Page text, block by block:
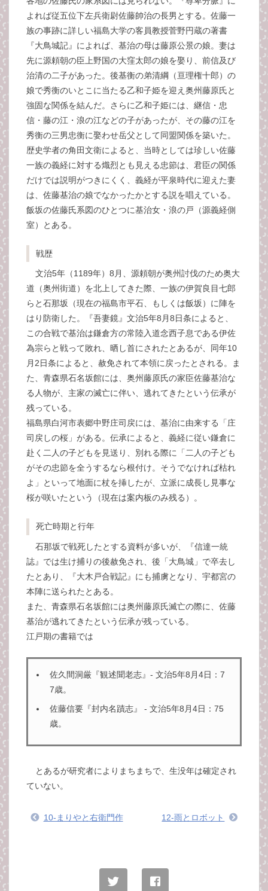
よれば従五位下左兵衛尉佐藤帥治の長男とする。佐藤一
族の事跡に詳しい福島大学の客員教授菅野円蔵の著書
『大鳥城記』によれば、基治の母は藤原公景の娘。妻は
先に源頼朝の臣上野国の大窪太郎の娘を娶り、前信及び
治清の二子があった。後基衡の弟清綱（亘理権十郎）の
娘で秀衡のいとこに当たる乙和子姫を迎え奥州藤原氏と
強固な関係を結んだ。さらに乙和子姫には、継信・忠
信・藤の江・浪の江などの子があったが、その藤の江を
秀衡の三男忠衡に娶わせ岳父として同盟関係を築いた。
歴史学者の角田文衛によると、当時としては珍しい佐藤
一族の義経に対する熾烈とも見える忠節は、君臣の関係
だけでは説明がつきにくく、義経が平泉時代に迎えた妻
は、佐藤基治の娘でなかったかとする説を唱えている。
飯坂の佐藤氏系図のひとつに基治女・浪の戸（源義経側
室）とある。
戦歴
文治5年（1189年）8月、源頼朝が奥州討伐のため奥大
道（奥州街道）を北上してきた際、一族の伊賀良目七郎
らと石那坂（現在の福島市平石、もしくは飯坂）に陣を
はり防衛した。『吾妻鏡』文治5年8月8日条によると、
この合戦で基治は鎌倉方の常陸入道念西子息である伊佐
為宗らと戦って敗れ、晒し首にされたとあるが、同年10
月2日条によると、赦免されて本領に戻ったとされる。ま
た、青森県石名坂館には、奥州藤原氏の家臣佐藤基治な
る人物が、主家の滅亡に伴い、逃れてきたという伝承が
残っている。
福島県白河市表郷中野庄司戻には、基治に由来する「庄
司戻しの桜」がある。伝承によると、義経に従い鎌倉に
赴く二人の子どもを見送り、別れる際に「二人の子ども
がその忠節を全うするなら根付け。そうでなければ枯れ
よ」といって地面に杖を挿したが、立派に成長し見事な
桜が咲いたという（現在は案内板のみ残る）。
死亡時期と行年
石那坂で戦死したとする資料が多いが、『信達一統
誌』では生け捕りの後赦免され、後「大鳥城」で卒去し
たとあり、『大木戸合戦記』にも捕虜となり、宇都宮の
本陣に送られたとある。
また、青森県石名坂館には奥州藤原氏滅亡の際に、佐藤
基治が逃れてきたという伝承が残っている。
江戸期の書籍では
佐久間洞厳『観述聞老志』- 文治5年8月4日：7
7歳。
佐藤信要『封内名蹟志』 - 文治5年8月4日：75
歳。
とあるが研究者によりまちまちで、生没年は確定され
ていない。
10-まりやと右衛門作 12-雨とロボット